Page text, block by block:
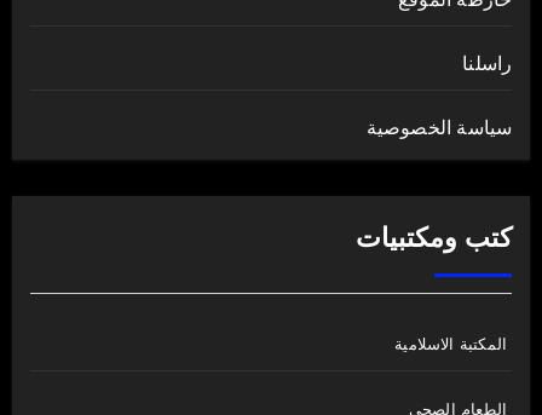
راسلنا
سياسة الخصوصية
كتب ومكتبيات
المكتبة الاسلامية
الطعام الصحي